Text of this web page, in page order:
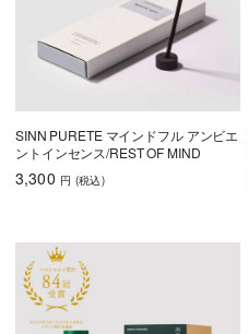
SINN PURETE マインドフル アンビエ
ントインセンス/REST OF MIND
3,300 円 (税込)